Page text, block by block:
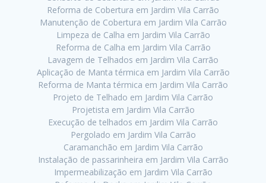
Reforma de Cobertura em Jardim Vila Carrão
Manutenção de Cobertura em Jardim Vila Carrão
Limpeza de Calha em Jardim Vila Carrão
Reforma de Calha em Jardim Vila Carrão
Lavagem de Telhados em Jardim Vila Carrão
Aplicação de Manta térmica em Jardim Vila Carrão
Reforma de Manta térmica em Jardim Vila Carrão
Projeto de Telhado em Jardim Vila Carrão
Projetista em Jardim Vila Carrão
Execução de telhados em Jardim Vila Carrão
Pergolado em Jardim Vila Carrão
Caramanchão em Jardim Vila Carrão
Instalação de passarinheira em Jardim Vila Carrão
Impermeabilização em Jardim Vila Carrão